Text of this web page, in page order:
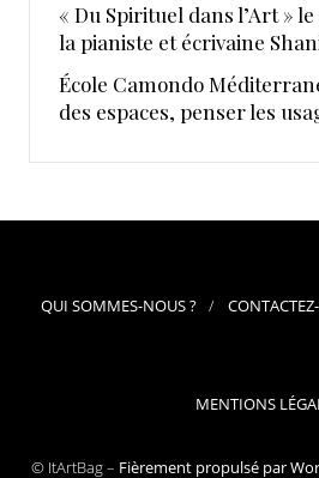
« Du Spirituel dans l’Art »
la pianiste et écrivaine
École Camondo
des espaces, penser les
QUI SOMMES-NOUS ?
MENTIONS
© ItArtBag – Fièrement propulsé par